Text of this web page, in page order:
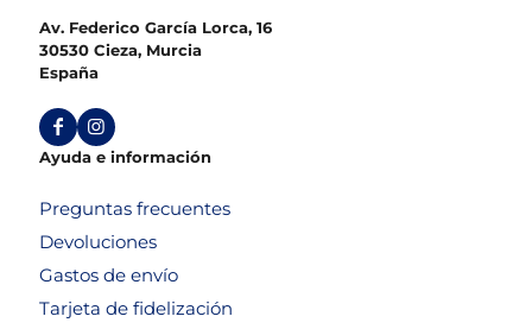
Av. Federico García Lorca, 16
30530 Cieza, Murcia
España
Ayuda e información
Preguntas frecuentes
Devoluciones
Gastos de envío
Tarjeta de fidelización